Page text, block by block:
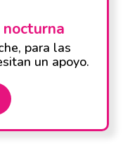
para las
un apoyo.